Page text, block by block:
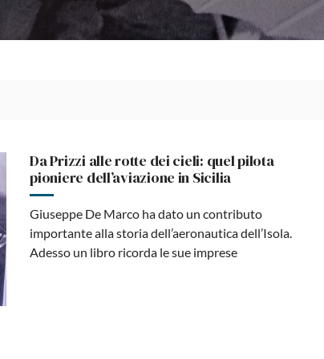
Da Prizzi alle rotte dei cieli: quel pilota
pioniere dell’aviazione in Sicilia
Giuseppe De Marco ha dato un contributo
importante alla storia dell’aeronautica dell’Isola.
Adesso un libro ricorda le sue imprese